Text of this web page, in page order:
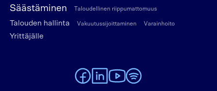
Säästäminen Taloudellinen riippumattomuus
Talouden hallinta Vakuutussijoittaminen Varainhoito
Yrittäjälle
To Alexandria Facebook page
To Alexandria LinkedIn page
To Alexandria Youtube page
To Alexandria Spotify